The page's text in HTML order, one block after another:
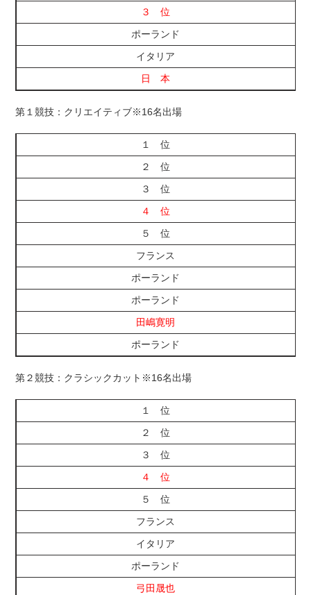
３ 位
ポーランド
イタリア
日 本
第１競技：クリエイティブ※16名出場
１ 位
２ 位
３ 位
４ 位
５ 位
フランス
ポーランド
ポーランド
田嶋寛明
ポーランド
第２競技：クラシックカット※16名出場
１ 位
２ 位
３ 位
４ 位
５ 位
フランス
イタリア
ポーランド
弓田晟也